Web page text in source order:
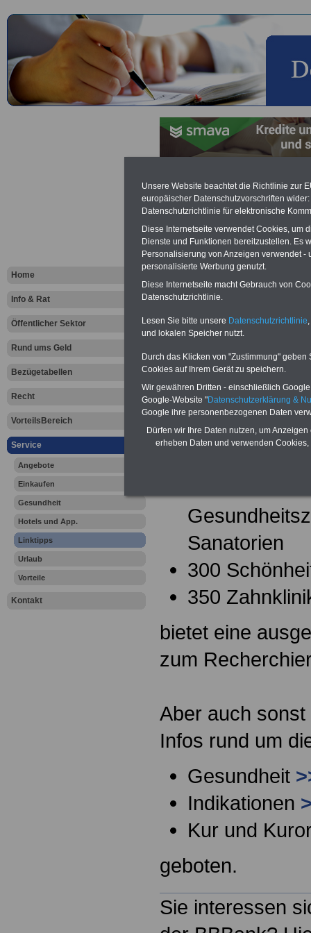
Home
Info & Rat
Öffentlicher Sektor
Rund ums Geld
Bezügetabellen
Recht
VorteilsBereich
Service
Angebote
Einkaufen
Gesundheit
Hotels und App.
Linktipps
Urlaub
Vorteile
Kontakt
Das
ONLINE
um Gesundheit
als 20.000
jeden Monat
allem die
1.650
davon
Sanatorien
300
350
bietet eine
zum
Aber auch
Infos rund um
Gesundheit
Indikationen
Kur und
geboten.
Sie interessen
Unsere Website beachtet die Richtlinie zur
europäischer Datenschutzvorschriften
Datenschutzrichtlinie für elektronische
Diese Internetseite verwendet Cookies, um
Dienste und Funktionen bereitzustellen. Es
Personalisierung von Anzeigen verwendet
personalisierte Werbung genutzt.
Diese Internetseite macht Gebrauch von
Datenschutzrichtlinie.
Lesen Sie bitte unsere Datenschutzrichtlinie
und lokalen Speicher nutzt.
Durch das Klicken von "Zustimmung"
Cookies auf Ihrem Gerät zu speichern.
Wir gewähren Dritten - einschließlich
Google-Website "Datenschutzerklärung &
Google ihre personenbezogenen Daten
Dürfen wir Ihre Daten nutzen, um
erheben Daten und verwenden